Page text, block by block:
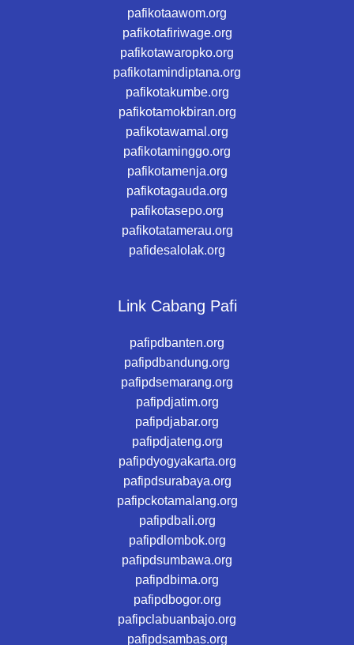
pafikotaawom.org
pafikotafiriwage.org
pafikotawaropko.org
pafikotamindiptana.org
pafikotakumbe.org
pafikotamokbiran.org
pafikotawamal.org
pafikotaminggo.org
pafikotamenja.org
pafikotagauda.org
pafikotasepo.org
pafikotatamerau.org
pafidesalolak.org
Link Cabang Pafi
pafipdbanten.org
pafipdbandung.org
pafipdsemarang.org
pafipdjatim.org
pafipdjabar.org
pafipdjateng.org
pafipdyogyakarta.org
pafipdsurabaya.org
pafipckotamalang.org
pafipdbali.org
pafipdlombok.org
pafipdsumbawa.org
pafipdbima.org
pafipdbogor.org
pafipclabuanbajo.org
pafipdsambas.org